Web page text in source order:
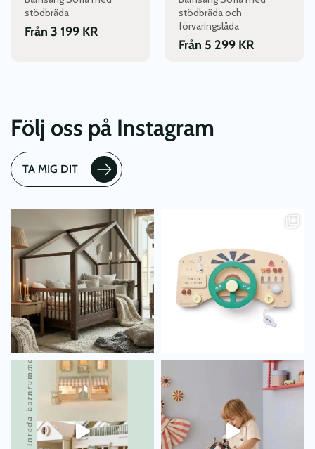
stödbräda
Från 3 199 KR
produktsidan
stödbräda och
förvaringslåda
Från 5 299 KR
produktsidan
Följ oss på Instagram
TA MIG DIT